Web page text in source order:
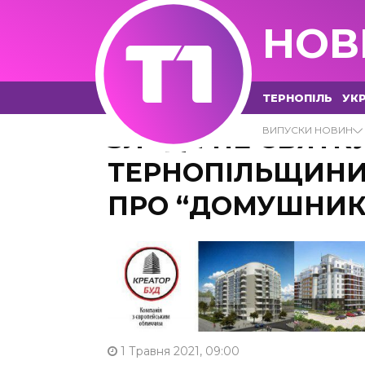
ТЕРНОПІЛЬ
ВИПУСКИ НОВИН
ЗЛОДІЇ НЕ
ПРО
1 Травня 2021, 09:00